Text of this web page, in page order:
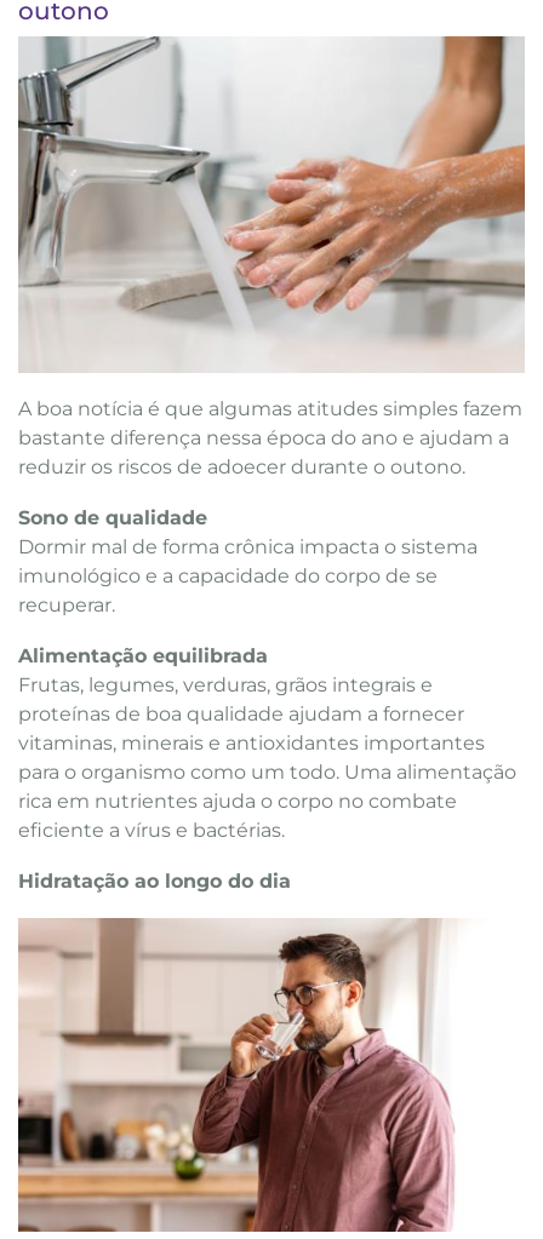
outono
A boa notícia é que algumas atitudes simples fazem
bastante diferença nessa época do ano e ajudam a
reduzir os riscos de adoecer durante o outono.
Sono de qualidade
Dormir mal de forma crônica impacta o sistema
imunológico e a capacidade do corpo de se
recuperar.
Alimentação equilibrada
Frutas, legumes, verduras, grãos integrais e
proteínas de boa qualidade ajudam a fornecer
vitaminas, minerais e antioxidantes importantes
para o organismo como um todo. Uma alimentação
rica em nutrientes ajuda o corpo no combate
eficiente a vírus e bactérias.
Hidratação ao longo do dia